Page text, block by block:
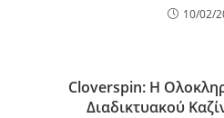
10/02/
Cloverspin: Η
Διαδικτυακού